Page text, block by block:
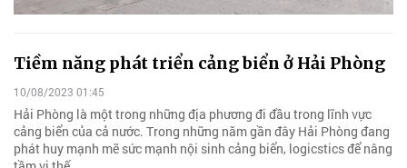
Tiềm năng phát triển cảng biển ở Hải Phòng
10/08/2023 01:45
Hải Phòng là một trong những địa phương đi đầu trong lĩnh vực
cảng biển của cả nước. Trong những năm gần đây Hải Phòng đang
phát huy mạnh mẽ sức mạnh nội sinh cảng biển, logicstics để nâng